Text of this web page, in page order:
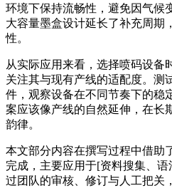
环境下保持流畅性，避免因气候
大容量墨盒设计延长了补充周期
性。
从实际应用来看，选择喷码设备
关注其与现有产线的适配度。测
件，观察设备在不同节奏下的稳
案应该像产线的自然延伸，在长
韵律。
本文部分内容在撰写过程中借助
完成，主要应用于[资料搜集、
过团队的审核、修订与人工把关